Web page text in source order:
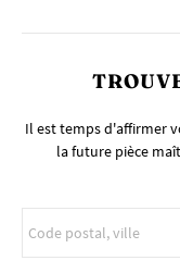
Il est temps d'affirmer
la future pièce